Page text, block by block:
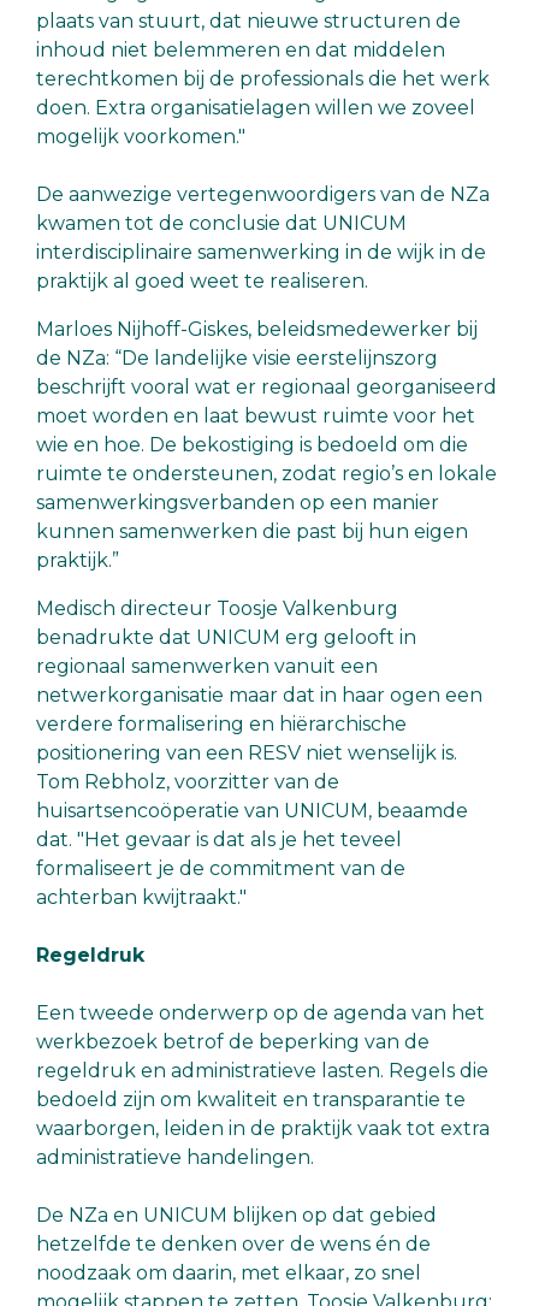
plaats van stuurt, dat nieuwe structuren de
inhoud niet belemmeren en dat middelen
terechtkomen bij de professionals die het werk
doen. Extra organisatielagen willen we zoveel
mogelijk voorkomen."
De aanwezige vertegenwoordigers van de NZa
kwamen tot de conclusie dat UNICUM
interdisciplinaire samenwerking in de wijk in de
praktijk al goed weet te realiseren.
Marloes Nijhoff-Giskes, beleidsmedewerker bij
de NZa: “De landelijke visie eerstelijnszorg
beschrijft vooral wat er regionaal georganiseerd
moet worden en laat bewust ruimte voor het
wie en hoe. De bekostiging is bedoeld om die
ruimte te ondersteunen, zodat regio’s en lokale
samenwerkingsverbanden op een manier
kunnen samenwerken die past bij hun eigen
praktijk.”
Medisch directeur Toosje Valkenburg
benadrukte dat UNICUM erg gelooft in
regionaal samenwerken vanuit een
netwerkorganisatie maar dat in haar ogen een
verdere formalisering en hiërarchische
positionering van een RESV niet wenselijk is.
Tom Rebholz, voorzitter van de
huisartsencoöperatie van UNICUM, beaamde
dat. "Het gevaar is dat als je het teveel
formaliseert je de commitment van de
achterban kwijtraakt."
Regeldruk
Een tweede onderwerp op de agenda van het
werkbezoek betrof de beperking van de
regeldruk en administratieve lasten. Regels die
bedoeld zijn om kwaliteit en transparantie te
waarborgen, leiden in de praktijk vaak tot extra
administratieve handelingen.
De NZa en UNICUM blijken op dat gebied
hetzelfde te denken over de wens én de
noodzaak om daarin, met elkaar, zo snel